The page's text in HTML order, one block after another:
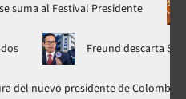
Sarante se suma al Festival
Freund descarta Secretaría de
la investidura del nuevo presidente